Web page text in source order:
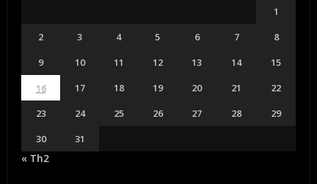
1
2
3 4 5 6 7
8
9
10 11 12 13 14
15
16
17 18 19 20 21
22
23
24 25 26 27 28
29
30
31
« Th2